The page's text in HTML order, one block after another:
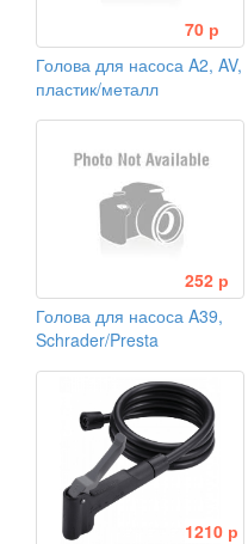
70 р
Голова для насоса A2, AV,
пластик/металл
252 р
Голова для насоса A39,
Schrader/Presta
1210 р